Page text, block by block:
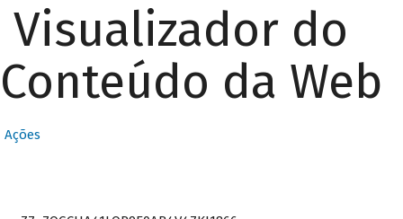
Visualizador do
Conteúdo da Web
Ações